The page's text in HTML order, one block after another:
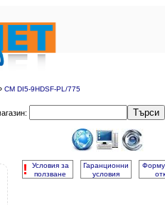
CM DI5-9HDSF-PL/775
Търси
!
Условия за
ползване
Гаранционни
условия